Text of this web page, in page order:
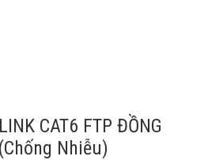
CAT6 FTP ĐỒNG
Nhiễu)